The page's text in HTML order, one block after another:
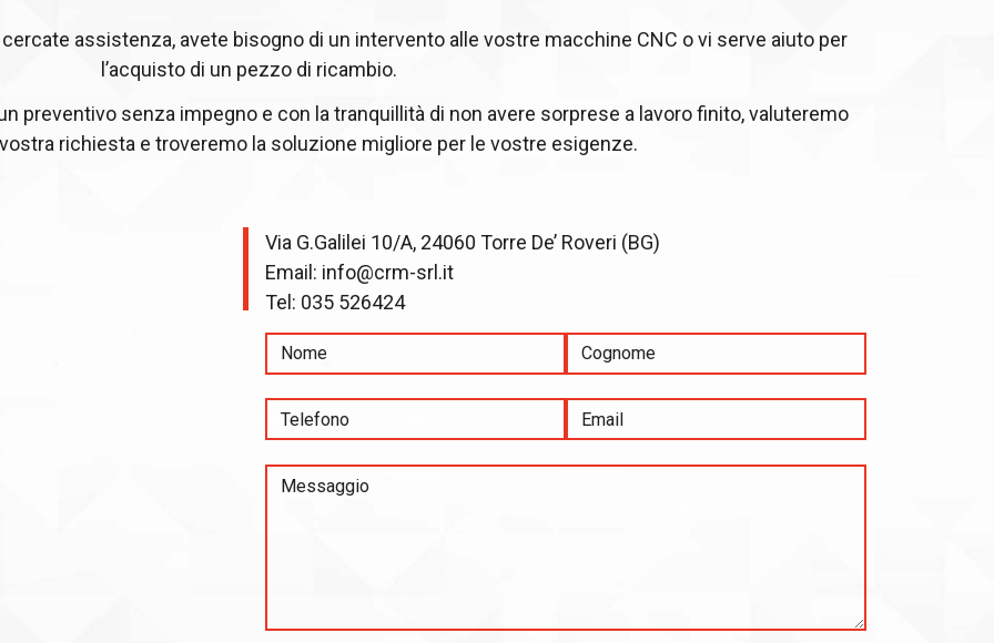
assistenza, avete bisogno di un intervento alle vostre macchine CNC o vi serve aiuto per
l’acquisto di un pezzo di ricambio.
preventivo senza impegno e con la tranquillità di non avere sorprese a lavoro finito, valuteremo
richiesta e troveremo la soluzione migliore per le vostre esigenze.
Via G.Galilei 10/A, 24060 Torre De’ Roveri (BG)
Email: info@crm-srl.it
Tel: 035 526424